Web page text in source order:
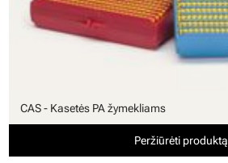
CAS - Kasetės PA žymekliams
Peržiūrėti produktą